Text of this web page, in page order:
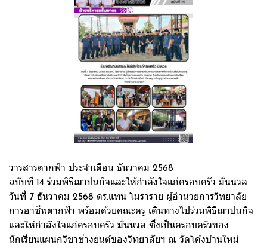
วารสารตากฟ้า ประจำเดือน ธันวาคม 2568
ฉบับที่ 14 ร่วมพิธีฌาปนกิจและให้กำลังใจแก่ครอบครัว มั่นนวล
วันที่ 7 ธันวาคม 2568 ดร.แทน โมราราย ผู้อำนวยการวิทยาลัย
การอาชีพตากฟ้า พร้อมด้วยคณะครู เดินทางไปร่วมพิธีฌาปนกิจ
และให้กำลังใจแก่ครอบครัว มั่นนวล ซึ่งเป็นครอบครัวของ
นักเรียนแผนกวิชาช่างยนต์ของวิทยาลัยฯ ณ วัดโค้งบ้านใหม่